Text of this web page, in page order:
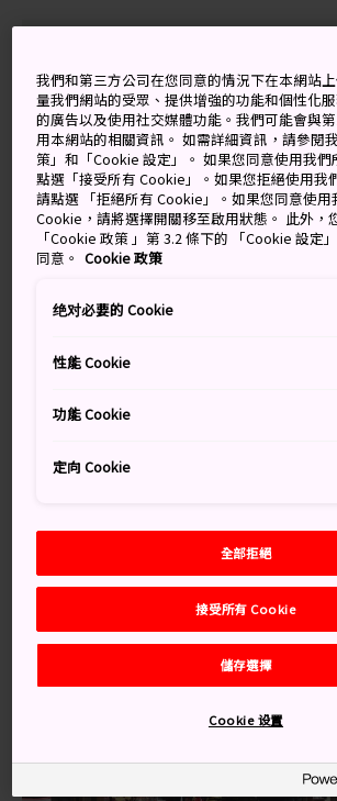
別錯過
展示高山歷史的博物館
美食和美酒
漫步街頭，完全沉浸在四周氣氛中
交通方式
從 JR 高山站往東步行 15 分鐘即可抵達
JR 名古屋開往高山的電車 1 小時 1 趟，
高山通過電車和高速巴士與富山和長野
山站。每天有多班高速巴士往返於松本
我們和第三方公司在您同意的情況下在本網站
量我們網站的受眾、提供增強的功能和個性化
的廣告以及使用社交媒體功能。我們可能會與
用本網站的相關資訊。 如需詳細資訊，請參閱
策」和「Cookie 設定」。 如果您同意使用我
點選「接受所有 Cookie」。如果您拒絕使用我
請點選 「拒絕所有 Cookie」。如果您同意使用
Cookie，請將選擇開關移至啟用狀態。 此外，
「Cookie 政策 」第 3.2 條下的 「Cookie 設定
同意。 Cookie 政策
绝对必要的 Cookie
性能 Cookie
功能 Cookie
定向 Cookie
全部拒絕
接受所有 Cookie
儲存選擇
Cookie 设置